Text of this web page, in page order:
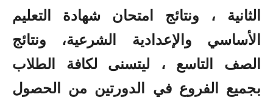
الثانية ، ونتائج امتحان شهادة التعليم
الأساسي والإعدادية الشرعية، ونتائج
الصف التاسع ، ليتسنى لكافة الطلاب
بجميع الفروع في الدورتين من الحصول